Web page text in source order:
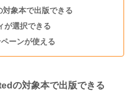
象本で出版できる
が選択できる
ーンが使える
の対象本で出版できる